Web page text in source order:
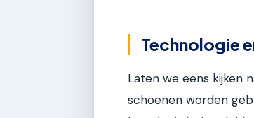
Technologie
Laten we eens kijken
schoenen worden